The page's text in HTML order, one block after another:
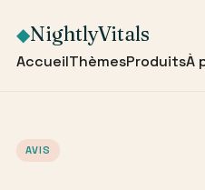
◆NightlyVitals
AccueilThèmesProduitsÀ
AVIS